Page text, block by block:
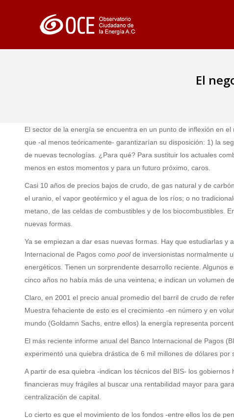
El
El sector de la energía se encuentra en un punto de inflexión en
que -al menos teóricamente- garantizarían su disposición: 1) la
de nuevas tecnologías. ¿Para qué? Para sustituir los actuales
menos en estos momentos y para un futuro próximo, caros.
Casi 10 años de precios bajos de crudo, de gas natural y de
el uranio, el vapor geotérmico y el agua de los ríos; o no
metano, de las celdas de combustibles y de los biocombustibles.
nuevas formas.
Ya se empiezan a dar esas nuevas formas. Hay que estudiarlas
Internacional de Pagos como poolde inversionistas normalmente
energéticos. Tienen un sorprendente desarrollo reciente.
cinco años no había más de una veintena; e indican un volumen
Claro, en 2001 el precio anual promedio del barril de crudo de
Muestra fehaciente de esto es el crecimiento -en número y en
mundo (Goldamn Sachs, entre ellos) la energía representa
El más reciente informe anual del Banco Internacional de Pagos
experimentó una quiebra drástica de 6 mil millones de dólares por
A partir de esa quiebra -indican los técnicos del BIS- los
financieras muy frágiles al buscar una rentabilidad mayor para
centralización de capital.
Lo cierto es que el movimiento de los fondos -entre ellos los de